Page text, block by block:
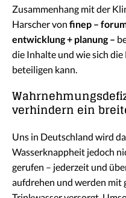
Zusammenhang mit der
Harscher von finep –
entwicklung + planung –
die Inhalte und wie sich
beteiligen kann.
verhindern ein
Uns in Deutschland wird
Wasserknappheit jedoch
gerufen – jederzeit und
aufdrehen und werden mit